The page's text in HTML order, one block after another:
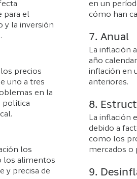
para el
y la inversión
precios
uno a tres
en la
política
los
los alimentos
y precisa de
en un
cómo han
7. Anual
La inflación
año
inflación en
anteriores.
8.
La inflación
debido a
como los
mercados o
9.